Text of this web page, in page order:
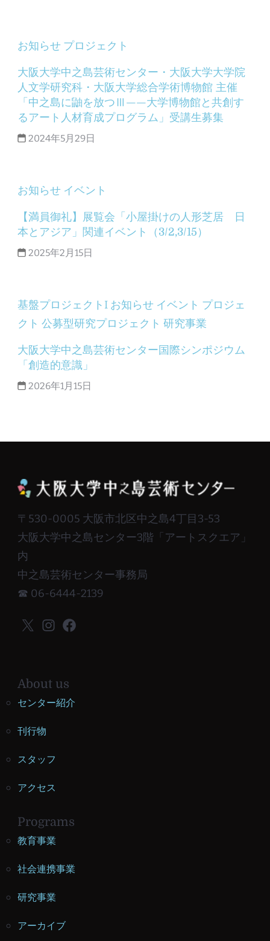
お知らせ プロジェクト
大阪大学中之島芸術センター・大阪大学大学院
人文学研究科・大阪大学総合学術博物館 主催
「中之島に鼬を放つⅢ——大学博物館と共創す
るアート人材育成プログラム」受講生募集
2024年5月29日
お知らせ イベント
【満員御礼】展覧会「小屋掛けの人形芝居 日
本とアジア」関連イベント（3/2,3/15）
2025年2月15日
基盤プロジェクトI お知らせ イベント プロジェ
クト 公募型研究プロジェクト 研究事業
大阪大学中之島芸術センター国際シンポジウム
「創造的意識」
2026年1月15日
〒530-0005 大阪市北区中之島4丁目3-53
大阪大学中之島センター3階「アートスクエア」
内
中之島芸術センター事務局
☎ 06-6444-2139
X Instagram
Facebook
About us
センター紹介
刊行物
スタッフ
アクセス
Programs
教育事業
社会連携事業
研究事業
アーカイブ